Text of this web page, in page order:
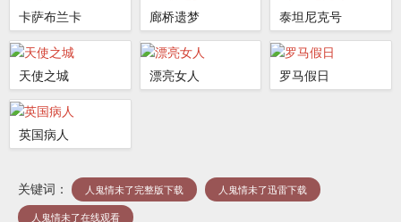
卡萨布兰卡 廊桥遗梦 泰坦尼克号
天使之城 漂亮女人 罗马假日
英国病人
关键词： 人鬼情未了完整版下载 人鬼情未了迅雷下载
人鬼情未了在线观看